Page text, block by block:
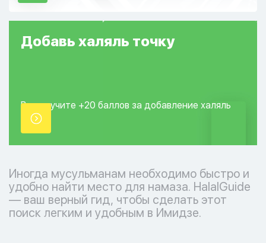
Добавь халяль точку
Вы получите +20 баллов за добавление халяль
точки.
Иногда мусульманам необходимо быстро и
удобно найти место для намаза. HalalGuide
— ваш верный гид, чтобы сделать этот
поиск легким и удобным в Имидзе.